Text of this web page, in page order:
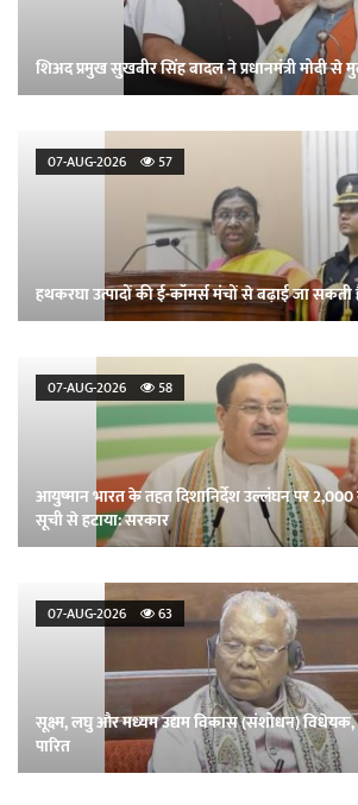
शिअद प्रमुख सुखबीर सिंह बादल ने प्रधानमंत्री मोदी से
07-AUG-2026 57
हथकरघा उत्पादों की ई-कॉमर्स मंचों से बढ़ाई जा सकती है
07-AUG-2026 58
आयुष्मान भारत के तहत दिशानिर्देश उल्लंघन पर
सूची से हटाया: सरकार
07-AUG-2026 63
सूक्ष्म, लघु और मध्यम उद्यम विकास (संशोधन)
पारित